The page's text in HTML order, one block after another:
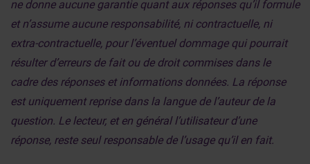
ne donne aucune garantie quant aux réponses qu’il formule
et n’assume aucune responsabilité, ni contractuelle, ni
extra-contractuelle, pour l’éventuel dommage qui pourrait
résulter d’erreurs de fait ou de droit commises dans le
cadre des réponses et informations données. La réponse
est uniquement reprise dans la langue de l’auteur de la
question. Le lecteur, et en général l’utilisateur d’une
réponse, reste seul responsable de l’usage qu’il en fait.